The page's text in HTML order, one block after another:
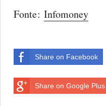
Fonte: Infomoney
Share on Facebook
Share on Google Plus